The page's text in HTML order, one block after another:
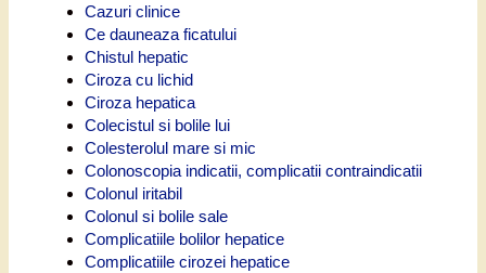
Cazuri clinice
Ce dauneaza ficatului
Chistul hepatic
Ciroza cu lichid
Ciroza hepatica
Colecistul si bolile lui
Colesterolul mare si mic
Colonoscopia indicatii, complicatii contraindicatii
Colonul iritabil
Colonul si bolile sale
Complicatiile bolilor hepatice
Complicatiile cirozei hepatice